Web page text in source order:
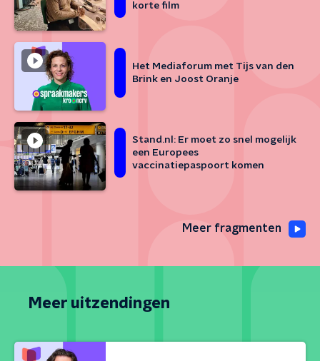
korte film
Het Mediaforum met Tijs van den
Brink en Joost Oranje
Stand.nl: Er moet zo snel mogelijk
een Europees
vaccinatiepaspoort komen
Meer fragmenten
Meer uitzendingen